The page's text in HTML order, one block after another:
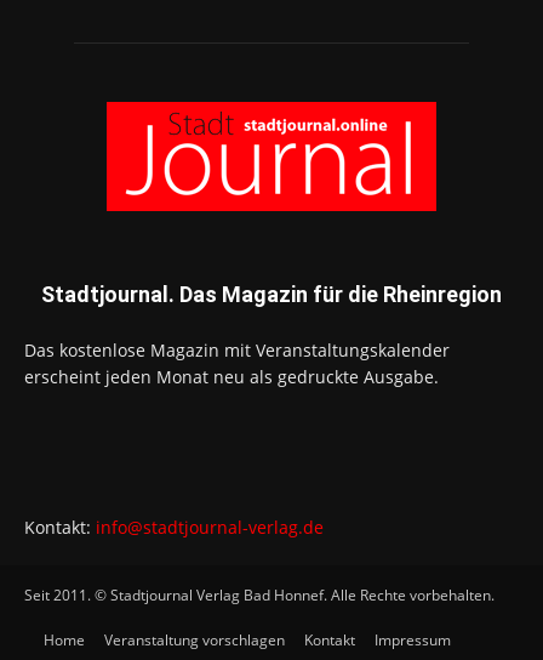
Stadtjournal. Das Magazin für die Rheinregion
Das kostenlose Magazin mit Veranstaltungskalender
erscheint jeden Monat neu als gedruckte Ausgabe.
Kontakt: info@stadtjournal-verlag.de
Seit 2011. © Stadtjournal Verlag Bad Honnef. Alle Rechte vorbehalten.
Home Veranstaltung vorschlagen Kontakt
Impressum